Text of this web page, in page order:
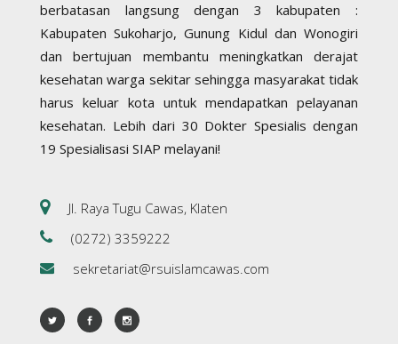
berbatasan langsung dengan 3 kabupaten :
Kabupaten Sukoharjo, Gunung Kidul dan Wonogiri
dan bertujuan membantu meningkatkan derajat
kesehatan warga sekitar sehingga masyarakat tidak
harus keluar kota untuk mendapatkan pelayanan
kesehatan. Lebih dari 30 Dokter Spesialis dengan
19 Spesialisasi SIAP melayani!
Jl. Raya Tugu Cawas, Klaten
(0272) 3359222
sekretariat@rsuislamcawas.com